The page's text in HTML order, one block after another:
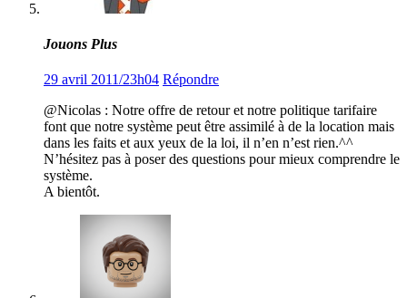
Jouons Plus
29 avril 2011/23h04 Répondre
@Nicolas : Notre offre de retour et notre politique tarifaire
font que notre système peut être assimilé à de la location mais
dans les faits et aux yeux de la loi, il n’en n’est rien.^^
N’hésitez pas à poser des questions pour mieux comprendre le
système.
A bientôt.